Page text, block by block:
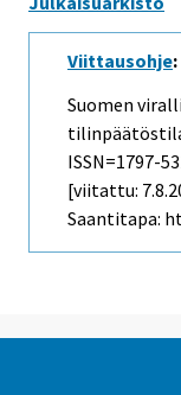
Viittausohje:
Suomen
ISSN=1797-
[viitattu:
Saantitapa: